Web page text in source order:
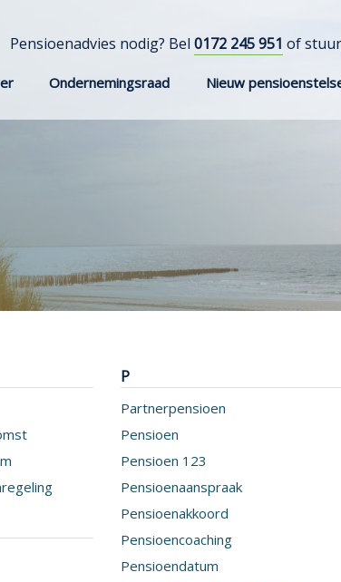
Pensioenadvies nodig? Bel 0172 245 951 of stuur
Ondernemingsraad Nieuw
P
Partnerpensioen
Pensioen
Pensioen 123
Pensioenaanspraak
Pensioenakkoord
Pensioencoaching
Pensioendatum